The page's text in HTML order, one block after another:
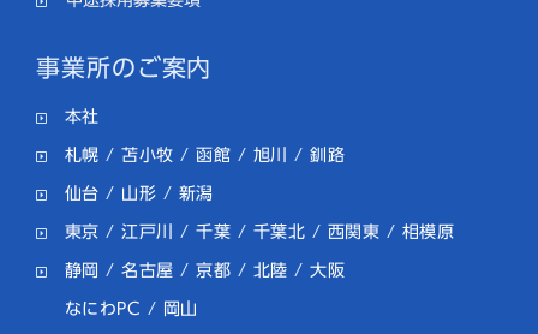
事業所のご案内
本社
札幌 / 苫小牧 / 函館 / 旭川 / 釧路
仙台 / 山形 / 新潟
東京 / 江戸川 / 千葉 / 千葉北 / 西関東 / 相模原
静岡 / 名古屋 / 京都 / 北陸 / 大阪
なにわPC / 岡山